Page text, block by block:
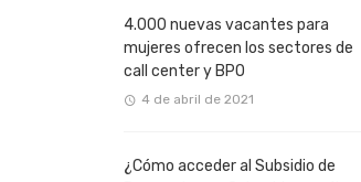
4.000 nuevas vacantes para
mujeres ofrecen los sectores de
call center y BPO
4 de abril de 2021
¿Cómo acceder al Subsidio de